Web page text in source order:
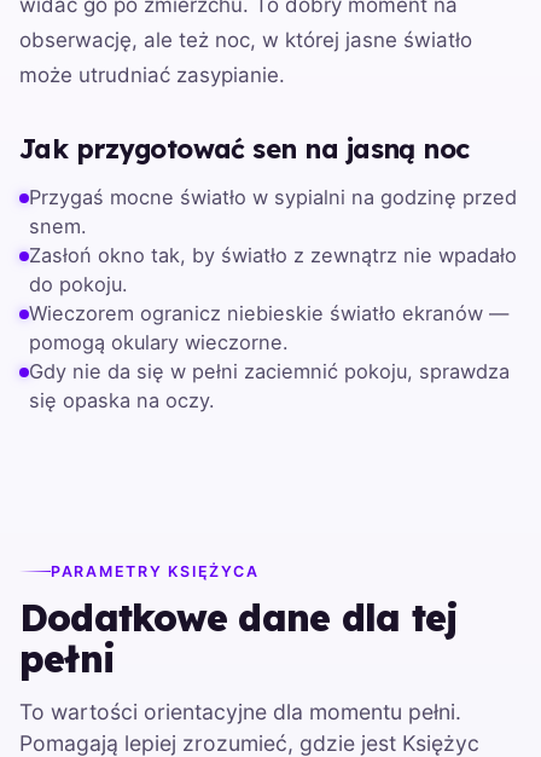
widać go po zmierzchu. To dobry moment na
obserwację, ale też noc, w której jasne światło
może utrudniać zasypianie.
Jak przygotować sen na jasną noc
Przygaś mocne światło w sypialni na godzinę przed
snem.
Zasłoń okno tak, by światło z zewnątrz nie wpadało
do pokoju.
Wieczorem ogranicz niebieskie światło ekranów —
pomogą okulary wieczorne.
Gdy nie da się w pełni zaciemnić pokoju, sprawdza
się opaska na oczy.
PARAMETRY KSIĘŻYCA
Dodatkowe dane dla tej
pełni
To wartości orientacyjne dla momentu pełni.
Pomagają lepiej zrozumieć, gdzie jest Księżyc